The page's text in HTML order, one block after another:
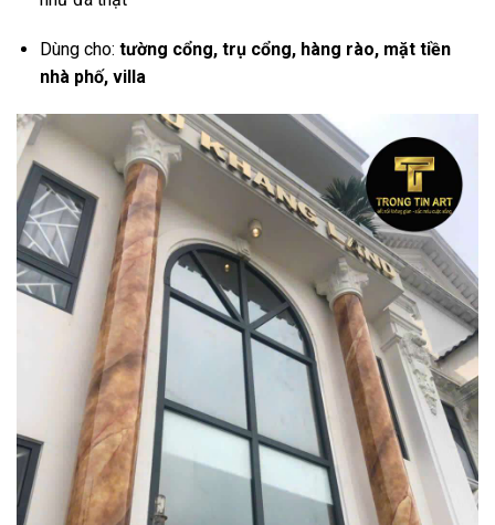
Dùng cho: tường cổng, trụ cổng, hàng rào, mặt tiền
nhà phố, villa